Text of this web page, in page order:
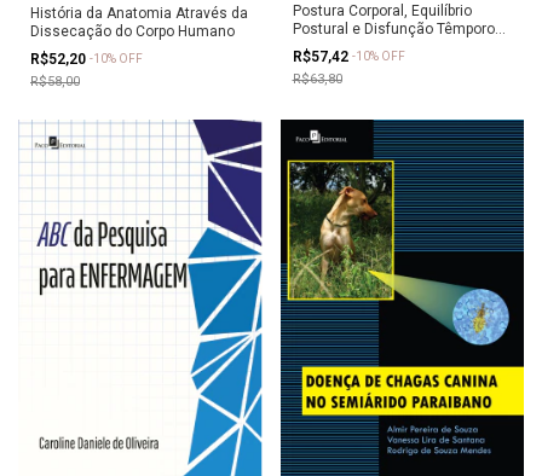
História da Anatomia Através da
Dissecação do Corpo Humano
R$52,20 -10% OFF
R$58,00
Postura Corporal, Equilíbrio
Postural e Disfunção Têmporo
Mandibular
R$57,42 -10% OFF
R$63,80